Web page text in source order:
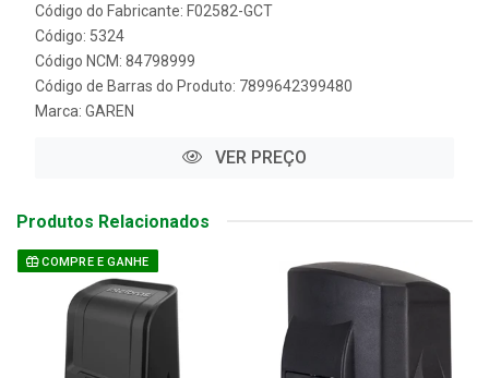
Código do Fabricante: F02582-GCT
Código: 5324
Código NCM: 84798999
Código de Barras do Produto: 7899642399480
Marca: GAREN
VER PREÇO
Produtos Relacionados
COMPRE E GANHE